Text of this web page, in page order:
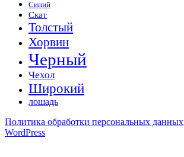
Синий
Скат
Толстый
Хорвин
Черный
Чехол
Широкий
лошадь
Политика обработки персональных данных
WordPress